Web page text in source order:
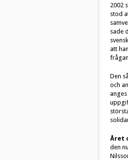
2002
stod
sade
att
Den
och
Året
den